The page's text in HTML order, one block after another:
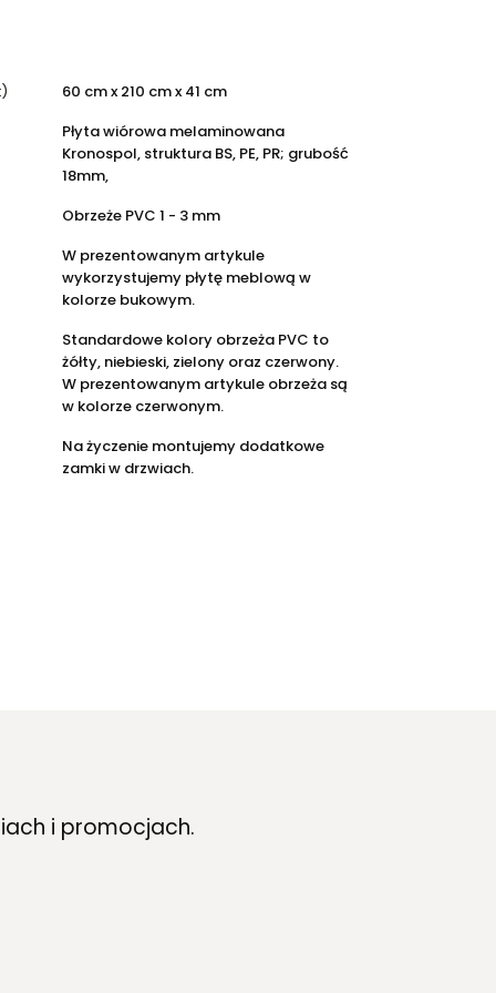
60 cm x 210 cm x 41 cm
Płyta wiórowa melaminowana
Kronospol, struktura BS, PE, PR; grubość
18mm,
Obrzeże PVC 1 - 3 mm
W prezentowanym artykule
wykorzystujemy płytę meblową w
kolorze bukowym.
Standardowe kolory obrzeża PVC to
żółty, niebieski, zielony oraz czerwony.
W prezentowanym artykule obrzeża są
w kolorze czerwonym.
Na życzenie montujemy dodatkowe
zamki w drzwiach.
i promocjach.